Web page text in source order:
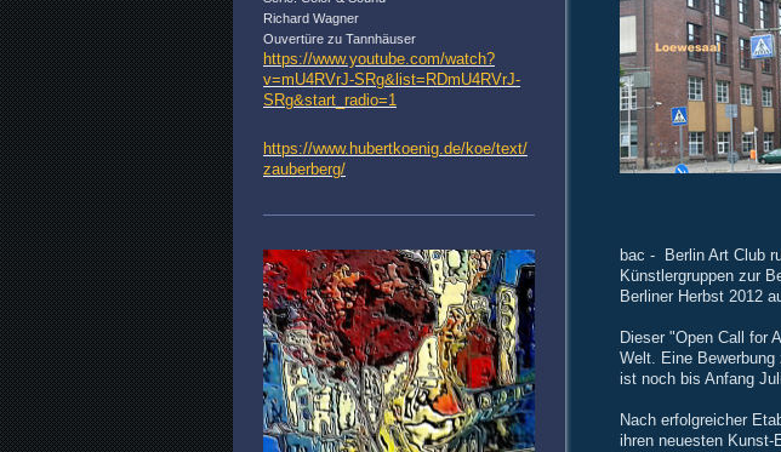
bac - Berlin Art Club
Künstlergruppen zur
Berliner Herbst 2012
Dieser "Open Call for
Welt. Eine
ist noch bis Anfang
Nach erfolgreicher
ihren neuesten Kunst-
Richard Wagner
Ouvertüre zu Tannhäuser
https://www.youtube.com/watch?
v=mU4RVrJ-SRg&list=RDmU4RVrJ-
SRg&start_radio=1
https://www.hubertkoenig.de/koe/text/
zauberberg/